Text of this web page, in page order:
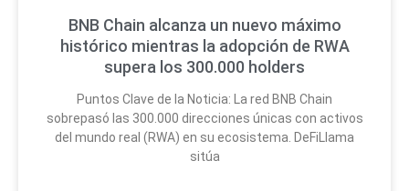
BNB Chain alcanza un nuevo máximo
histórico mientras la adopción de RWA
supera los 300.000 holders
Puntos Clave de la Noticia: La red BNB Chain
sobrepasó las 300.000 direcciones únicas con activos
del mundo real (RWA) en su ecosistema. DeFiLlama
sitúa